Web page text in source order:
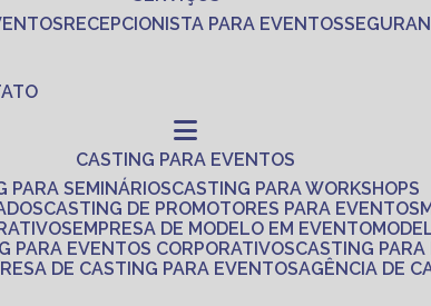
RECEPCIONISTA PARA EVENTOS
CASTING PARA EVENTOS
PARA SEMINÁRIOS
CASTING PARA WORKSHOPS
CASTING DE PROMOTORES PARA EVENTOS
EMPRESA DE MODELO EM EVENTO
PARA EVENTOS CORPORATIVOS
CASTING
DE CASTING PARA EVENTOS
AGÊNCIA DE